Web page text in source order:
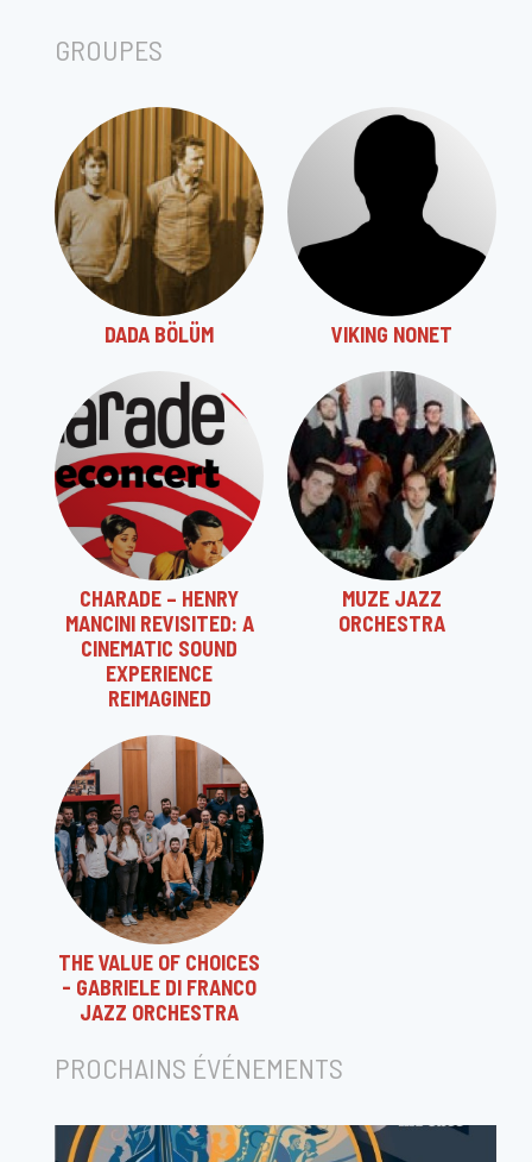
GROUPES
DADA BÖLÜM VIKING NONET
CHARADE – HENRY
MANCINI REVISITED: A
CINEMATIC SOUND
EXPERIENCE
REIMAGINED
MUZE JAZZ
ORCHESTRA
THE VALUE OF CHOICES
- GABRIELE DI FRANCO
JAZZ ORCHESTRA
PROCHAINS ÉVÉNEMENTS